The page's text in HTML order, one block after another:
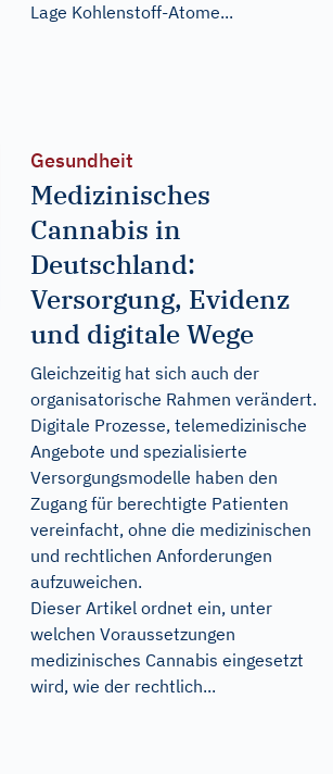
Lage Kohlenstoff-Atome...
Gesundheit
Medizinisches
Cannabis in
Deutschland:
Versorgung, Evidenz
und digitale Wege
Gleichzeitig hat sich auch der
organisatorische Rahmen verändert.
Digitale Prozesse, telemedizinische
Angebote und spezialisierte
Versorgungsmodelle haben den
Zugang für berechtigte Patienten
vereinfacht, ohne die medizinischen
und rechtlichen Anforderungen
aufzuweichen.
Dieser Artikel ordnet ein, unter
welchen Voraussetzungen
medizinisches Cannabis eingesetzt
wird, wie der rechtlich...